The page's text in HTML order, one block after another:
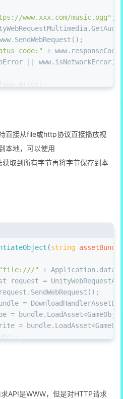
www.xxx.com/music.ogg" ;
code:"
+
|| www.isNetworkError)
直接从file或http协议直接播放视
本地，可以使用
获取到所有字节再将字节保存到本
(string
"file:///"
+
request =
=
=
=
API是WWW，但是对HTTP请求